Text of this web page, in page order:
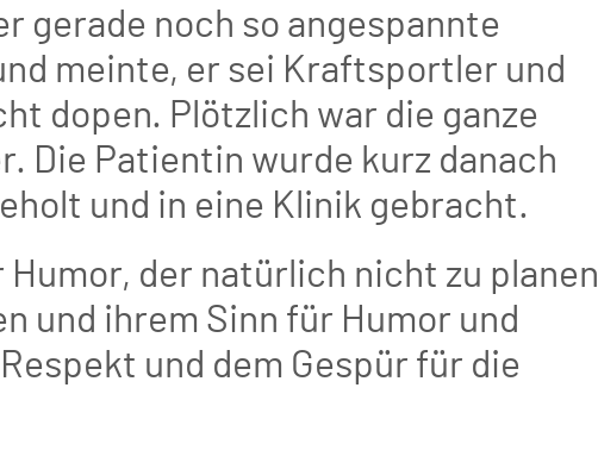
gerade noch so angespannte
meinte, er sei Kraftsportler und
dopen. Plötzlich war die ganze
Die Patientin wurde kurz danach
und in eine Klinik gebracht.
der natürlich nicht zu planen
und ihrem Sinn für Humor und
und dem Gespür für die